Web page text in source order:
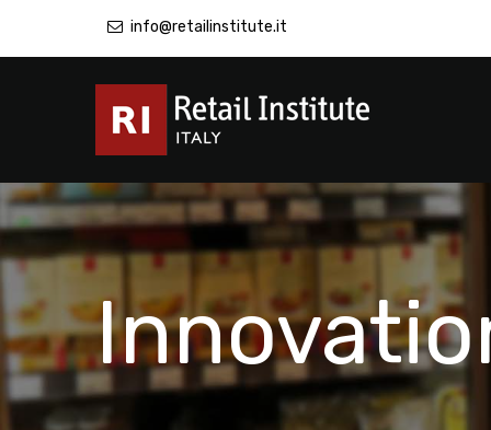
info@retailinstitute.it